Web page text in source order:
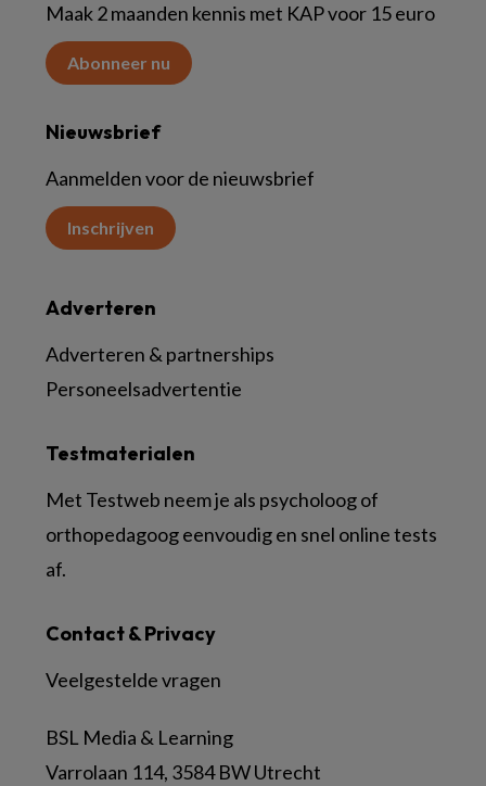
Maak 2 maanden kennis met KAP voor 15 euro
Abonneer nu
Nieuwsbrief
Aanmelden voor de nieuwsbrief
Inschrijven
Contact & Privacy
Veelgestelde vragen
BSL Media & Learning
Varrolaan 114, 3584 BW Utrecht
Testmaterialen
Met Testweb neem je als psycholoog of
orthopedagoog eenvoudig en snel online tests
af.
Adverteren
Adverteren & partnerships
Personeelsadvertentie